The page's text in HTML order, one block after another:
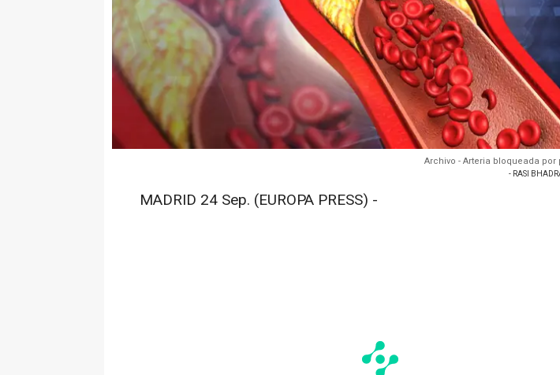
Archivo - Arteria bloqueada
- RASI
MADRID 24 Sep. (EUROPA PRESS) -